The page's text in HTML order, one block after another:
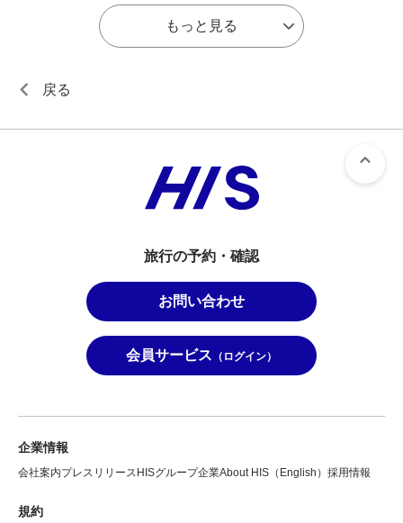
もっと見る
戻る
旅行の予約・確認
お問い合わせ
会員サービス （ログイン）
企業情報
会社案内プレスリリース HISグループ企業About HIS（English） 採用情報
規約